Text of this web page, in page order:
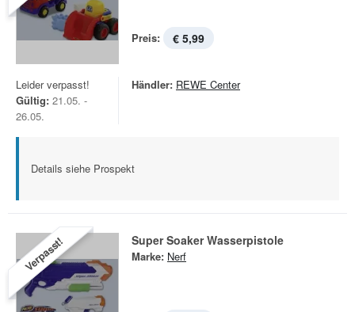
Preis: € 5,99
Leider verpasst!
Gültig: 21.05. -
26.05.
Händler: REWE Center
Details siehe Prospekt
Verpasst! Super Soaker Wasserpistole
Marke: Nerf